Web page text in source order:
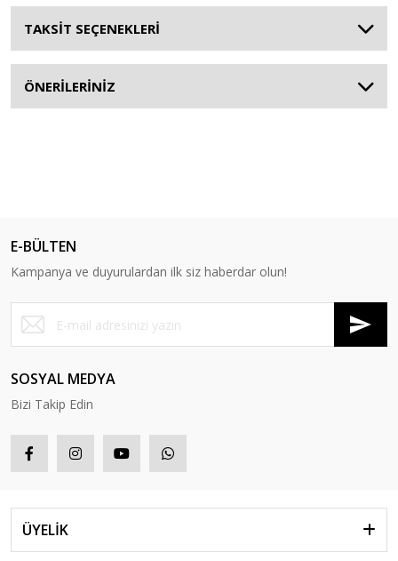
TAKSİT SEÇENEKLERİ
ÖNERİLERİNİZ
E-BÜLTEN
Kampanya ve duyurulardan ilk siz haberdar olun!
SOSYAL MEDYA
Bizi Takip Edin
ÜYELİK